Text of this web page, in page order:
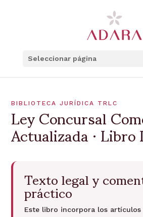
Seleccionar página
BIBLIOTECA JURÍDICA TRLC
Ley Concursal
Actualizada ·
Texto legal y
práctico
Este libro incorpora los